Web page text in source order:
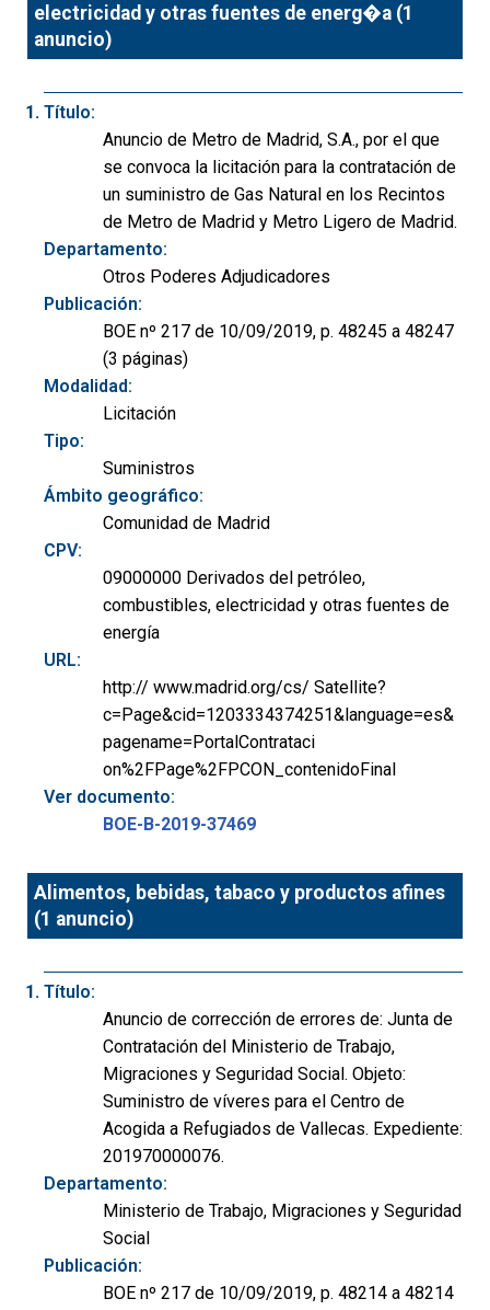
electricidad y otras fuentes de energ�a (1
anuncio)
Título:
Anuncio de Metro de Madrid, S.A., por el que
se convoca la licitación para la contratación de
un suministro de Gas Natural en los Recintos
de Metro de Madrid y Metro Ligero de Madrid.
Departamento:
Otros Poderes Adjudicadores
Publicación:
BOE nº 217 de 10/09/2019, p. 48245 a 48247
(3 páginas)
Modalidad:
Licitación
Tipo:
Suministros
Ámbito geográfico:
Comunidad de Madrid
CPV:
09000000 Derivados del petróleo,
combustibles, electricidad y otras fuentes de
energía
URL:
http:// www.madrid.org/cs/ Satellite?
c=Page&cid=1203334374251&language=es&
pagename=PortalContrataci
on%2FPage%2FPCON_contenidoFinal
Ver documento:
BOE-B-2019-37469
Alimentos, bebidas, tabaco y productos afines
(1 anuncio)
Título:
Anuncio de corrección de errores de: Junta de
Contratación del Ministerio de Trabajo,
Migraciones y Seguridad Social. Objeto:
Suministro de víveres para el Centro de
Acogida a Refugiados de Vallecas. Expediente:
201970000076.
Departamento:
Ministerio de Trabajo, Migraciones y Seguridad
Social
Publicación:
BOE nº 217 de 10/09/2019, p. 48214 a 48214